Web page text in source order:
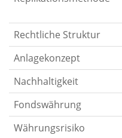
Rechtliche Struktur
Anlagekonzept
Nachhaltigkeit
Fondswährung
Währungsrisiko